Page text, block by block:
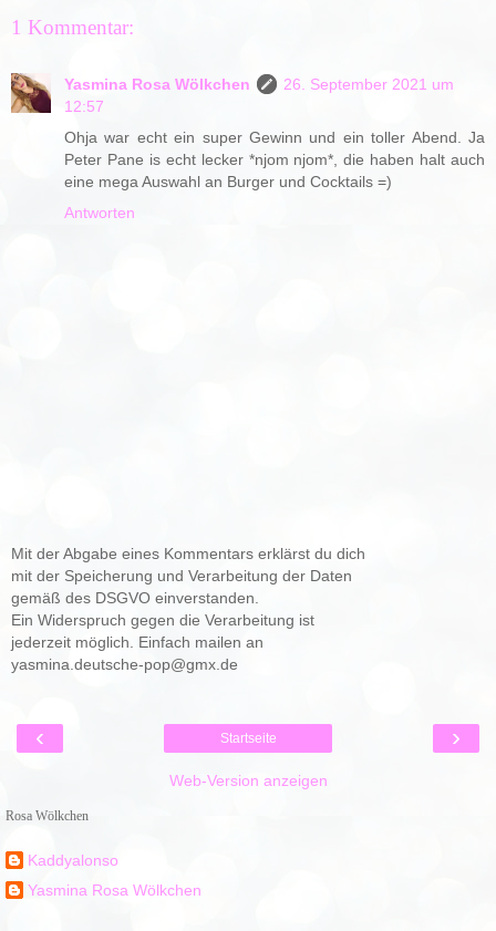
1 Kommentar:
Yasmina Rosa Wölkchen
26. September 2021 um
12:57
Ohja war echt ein super Gewinn und ein toller Abend. Ja
Peter Pane is echt lecker *njom njom*, die haben halt auch
eine mega Auswahl an Burger und Cocktails =)
Antworten
Mit der Abgabe eines Kommentars erklärst du dich
mit der Speicherung und Verarbeitung der Daten
gemäß des DSGVO einverstanden.
Ein Widerspruch gegen die Verarbeitung ist
jederzeit möglich. Einfach mailen an
yasmina.deutsche-pop@gmx.de
‹ ›
Startseite
Web-Version anzeigen
Rosa Wölkchen
Kaddyalonso
Yasmina Rosa Wölkchen